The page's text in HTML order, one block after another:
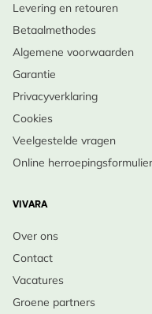
Levering en retouren
Betaalmethodes
Algemene voorwaarden
Garantie
Privacyverklaring
Cookies
Veelgestelde vragen
Online herroepingsformulier
VIVARA
Over ons
Contact
Vacatures
Groene partners